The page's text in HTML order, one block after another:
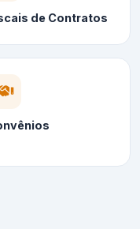
de Contratos